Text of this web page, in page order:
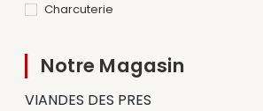
Charcuterie
Notre Magasin
VIANDES DES PRES